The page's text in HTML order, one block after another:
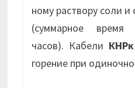
ному раствору соли
(суммарное время
часов). Кабели КНРк
горение при